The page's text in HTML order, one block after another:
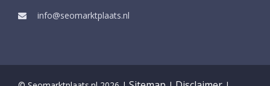
info@seomarktplaats.nl